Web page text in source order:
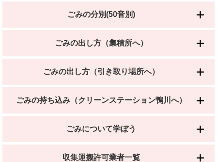
ごみの分別(50音別)
ごみの出し方（集積所へ）
ごみの出し方（引き取り場所へ）
ごみの持ち込み（クリーンステーション鴨川へ）
ごみについて学ぼう
収集運搬許可業者一覧